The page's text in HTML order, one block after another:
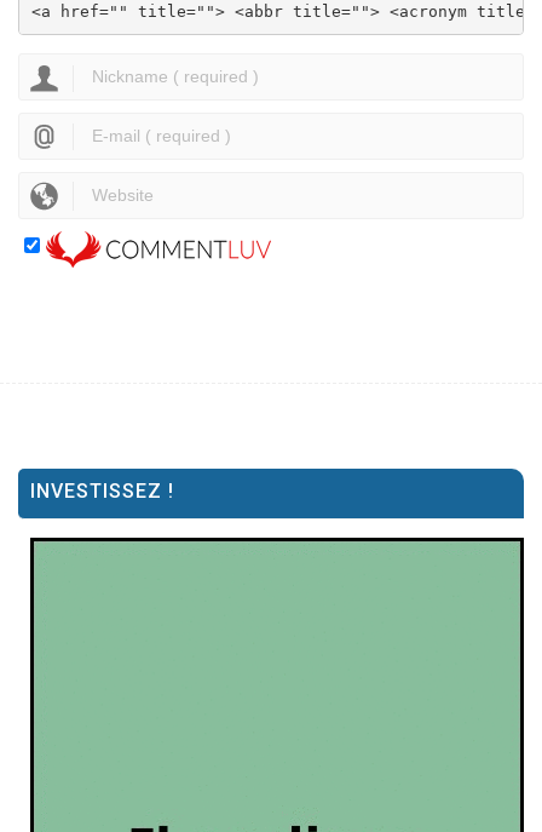
<a href="" title=""> <abbr title=""> <acronym
INVESTISSEZ !